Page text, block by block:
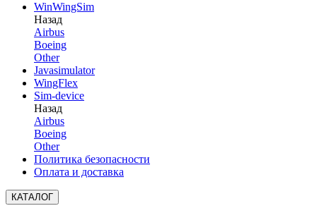
WinWingSim
Назад
Airbus
Boeing
Other
Javasimulator
WingFlex
Sim-device
Назад
Airbus
Boeing
Other
Политика безопасности
Оплата и доставка
КАТАЛОГ